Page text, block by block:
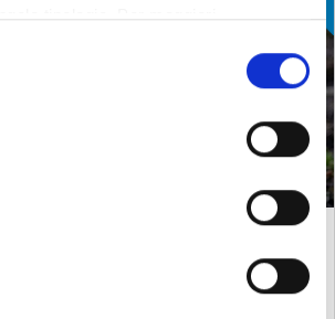
tipologie. Per maggiori
E REALTÀ. LA